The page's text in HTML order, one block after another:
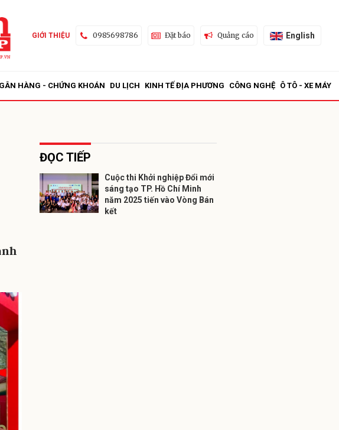
GIỚI THIỆU 0985698786 Đặt báo Quảng cáo English
HÀNG - CHỨNG KHOÁN DU LỊCH KINH TẾ ĐỊA PHƯƠNG CÔNG NGHỆ Ô TÔ - XE MÁY
ĐỌC TIẾP
Cuộc thi Khởi nghiệp Đổi mới
sáng tạo TP. Hồ Chí Minh
năm 2025 tiến vào Vòng Bán
kết
Gửi